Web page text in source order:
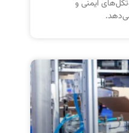
ایمنی و